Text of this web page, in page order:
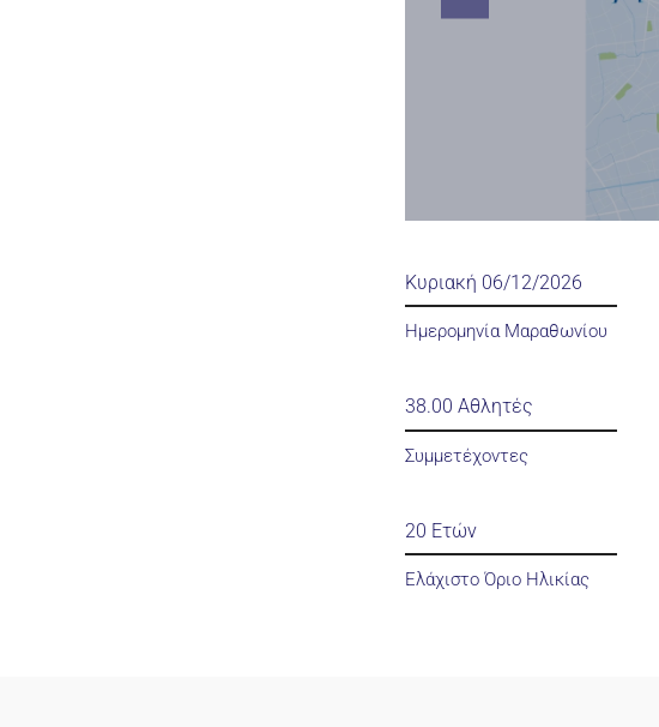
Κυριακή 06/12/2026
Ημερομηνία Μαραθωνίου
38.00 Αθλητές
Συμμετέχοντες
20 Ετών
Ελάχιστο Όριο Ηλικίας